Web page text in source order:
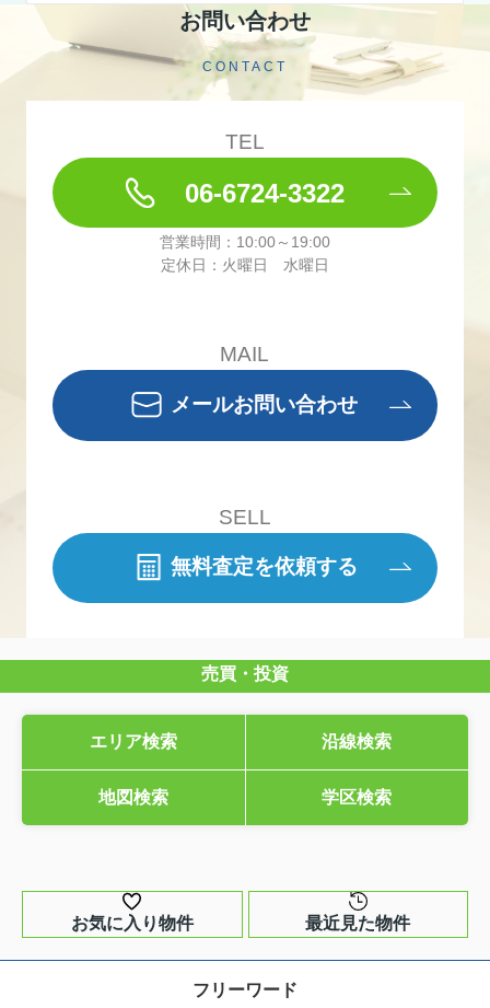
お問い合わせ
CONTACT
TEL
06-6724-3322
営業時間：10:00～19:00
定休日：火曜日 水曜日
MAIL
メールお問い合わせ
SELL
無料査定を依頼する
売買・投資
エリア検索 沿線検索
地図検索 学区検索
お気に入り物件 最近見た物件
フリーワード